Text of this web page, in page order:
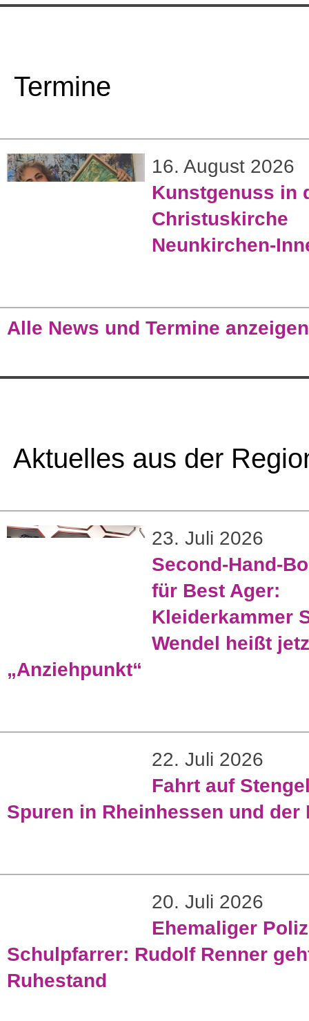
Termine
16. August 2026
Kunstgenuss in
Christuskirche
Neunkirchen-
Alle News und Termine anzeigen
Aktuelles aus der
23. Juli 2026
Second-Hand-
für Best Ager:
Kleiderkammer
Wendel heißt
„Anziehpunkt“
22. Juli 2026
Fahrt auf
Spuren in Rheinhessen und der
20. Juli 2026
Ehemaliger
Schulpfarrer: Rudolf Renner
Ruhestand